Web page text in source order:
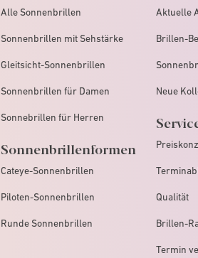
Alle Sonnenbrillen
Sonnenbrillen mit Sehstärke
Gleitsicht-Sonnenbrillen
Sonnenbrillen für Damen
Sonnebrillen für Herren
Sonnenbrillenformen
Cateye-Sonnenbrillen
Piloten-Sonnenbrillen
Runde Sonnenbrillen
Aktuelle
Brillen-
Neue
Qualität
Brillen-
Termin